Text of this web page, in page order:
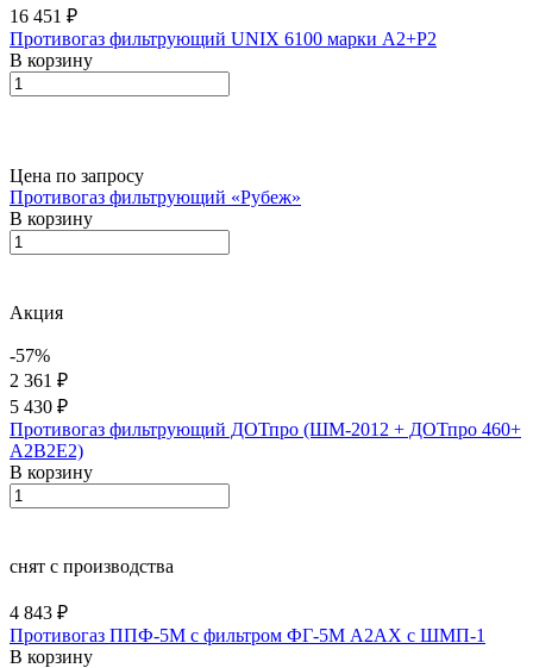
16 451 ₽
Противогаз фильтрующий UNIX 6100 марки А2+Р2
В корзину
Цена по запросу
Противогаз фильтрующий «Рубеж»
В корзину
Акция
-57%
2 361 ₽
5 430 ₽
Противогаз фильтрующий ДОТпро (ШМ-2012 + ДОТпро 460+
A2B2E2)
В корзину
снят с производства
4 843 ₽
Противогаз ППФ-5М с фильтром ФГ-5М А2АХ с ШМП-1
В корзину